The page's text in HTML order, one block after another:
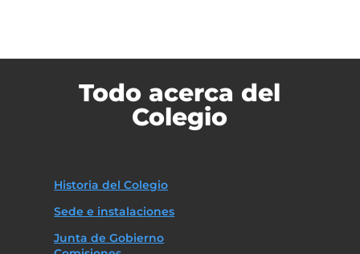
Todo acerca del
Colegio
Historia del Colegio
Sede e instalaciones
Junta de Gobierno